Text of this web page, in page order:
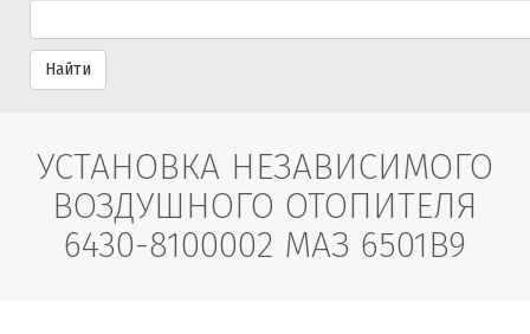
Найти
УСТАНОВКА НЕЗАВИСИМОГО
ВОЗДУШНОГО ОТОПИТЕЛЯ
6430-8100002 МАЗ 6501B9